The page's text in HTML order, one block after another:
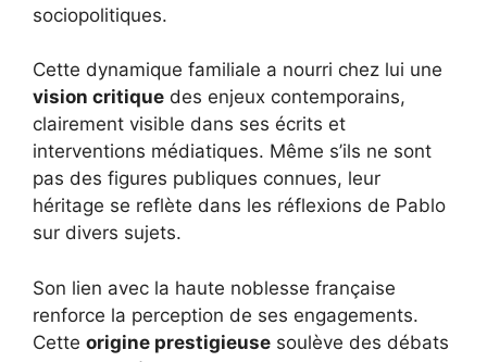
sociopolitiques.
Cette dynamique familiale a nourri chez lui une
vision critique des enjeux contemporains,
clairement visible dans ses écrits et
interventions médiatiques. Même s’ils ne sont
pas des figures publiques connues, leur
héritage se reflète dans les réflexions de Pablo
sur divers sujets.
Son lien avec la haute noblesse française
renforce la perception de ses engagements.
Cette origine prestigieuse soulève des débats